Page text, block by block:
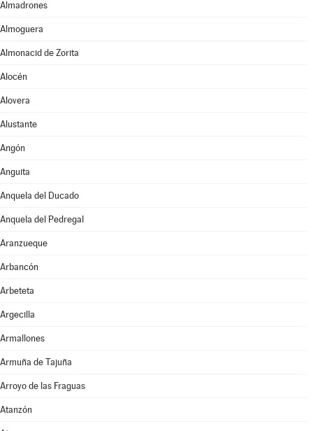
Almadrones
Almoguera
Almonacid de Zorita
Alocén
Alovera
Alustante
Angón
Anguita
Anquela del Ducado
Anquela del Pedregal
Aranzueque
Arbancón
Arbeteta
Argecilla
Armallones
Armuña de Tajuña
Arroyo de las Fraguas
Atanzón